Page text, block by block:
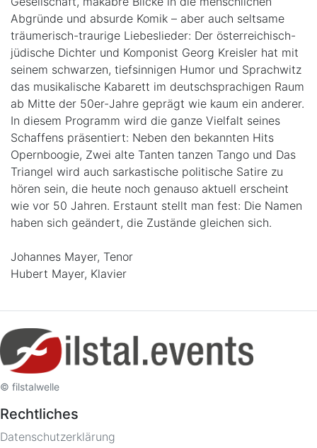
Abgründe und absurde Komik – aber auch seltsame
träumerisch-traurige Liebeslieder: Der österreichisch-
jüdische Dichter und Komponist Georg Kreisler hat mit
seinem schwarzen, tiefsinnigen Humor und Sprachwitz
das musikalische Kabarett im deutschsprachigen Raum
ab Mitte der 50er-Jahre geprägt wie kaum ein anderer.
In diesem Programm wird die ganze Vielfalt seines
Schaffens präsentiert: Neben den bekannten Hits
Opernboogie, Zwei alte Tanten tanzen Tango und Das
Triangel wird auch sarkastische politische Satire zu
hören sein, die heute noch genauso aktuell erscheint
wie vor 50 Jahren. Erstaunt stellt man fest: Die Namen
haben sich geändert, die Zustände gleichen sich.
Johannes Mayer, Tenor
Hubert Mayer, Klavier
© filstalwelle
Rechtliches
Datenschutzerklärung